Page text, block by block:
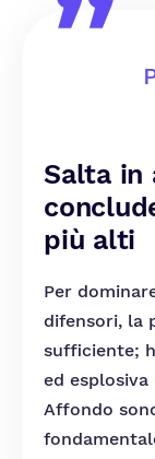
Salta in
più alti
Per
difensori, la
sufficiente;
ed
Affondo